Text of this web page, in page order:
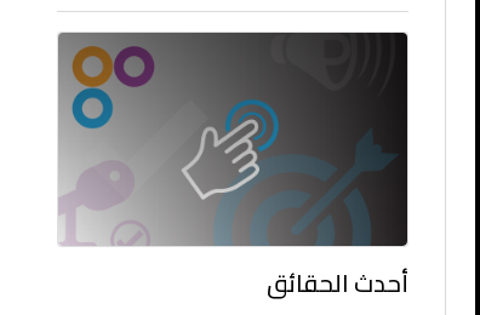
أحدث الحقائق